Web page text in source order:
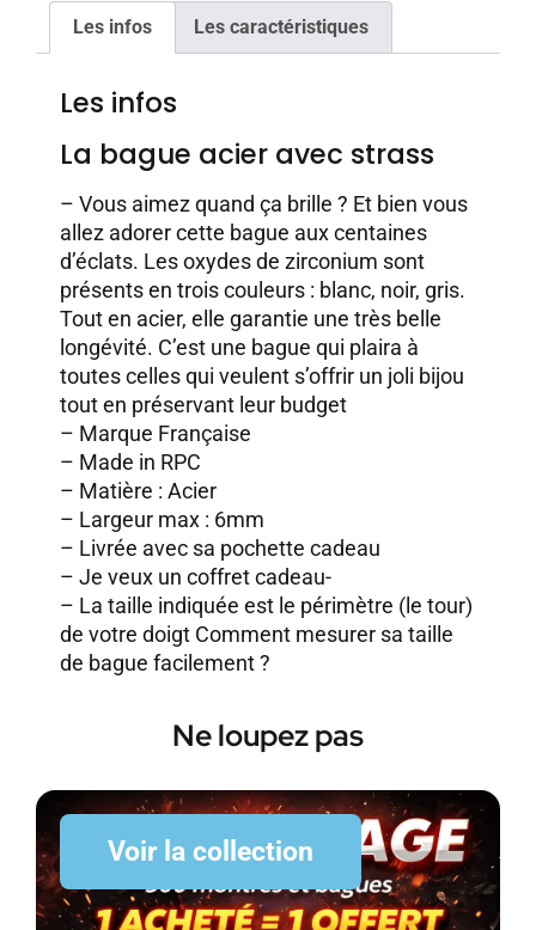
Les infos Les caractéristiques
Les infos
La bague acier avec strass
– Vous aimez quand ça brille ? Et bien vous
allez adorer cette bague aux centaines
d’éclats. Les oxydes de zirconium sont
présents en trois couleurs : blanc, noir, gris.
Tout en acier, elle garantie une très belle
longévité. C’est une bague qui plaira à
toutes celles qui veulent s’offrir un joli bijou
tout en préservant leur budget
– Marque Française
– Made in RPC
– Matière : Acier
– Largeur max : 6mm
– Livrée avec sa pochette cadeau
– Je veux un coffret cadeau-
– La taille indiquée est le périmètre (le tour)
de votre doigt Comment mesurer sa taille
de bague facilement ?
Ne loupez pas
Voir la collection